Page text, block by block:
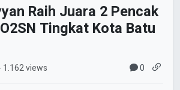
Raih Juara 2 Pencak
Tingkat Kota Batu
1.162 views 0